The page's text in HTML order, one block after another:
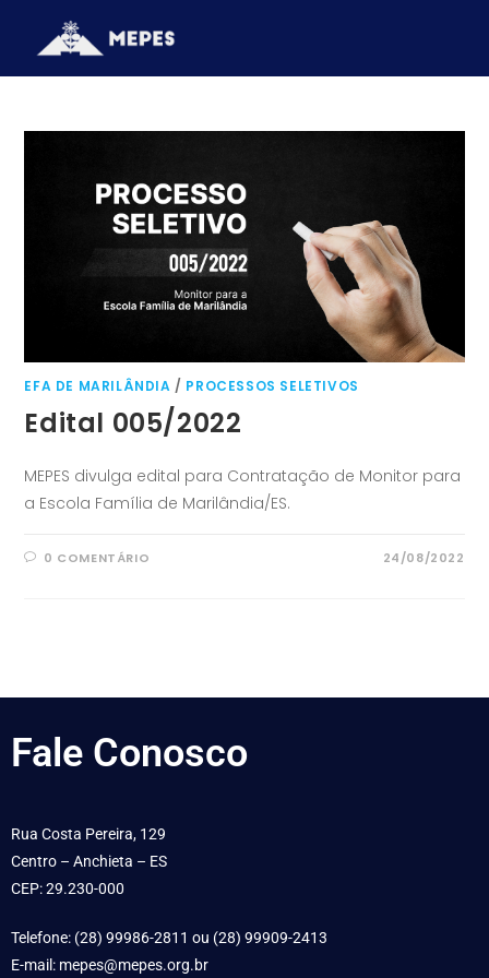
EFA DE MARILÂNDIA / PROCESSOS SELETIVOS
Edital 005/2022
MEPES divulga edital para Contratação de Monitor para
a Escola Família de Marilândia/ES.
0 COMENTÁRIO 24/08/2022
Fale Conosco
Rua Costa Pereira, 129
Centro – Anchieta – ES
CEP: 29.230-000
Telefone: (28) 99986-2811 ou (28) 99909-2413
E-mail: mepes@mepes.org.br